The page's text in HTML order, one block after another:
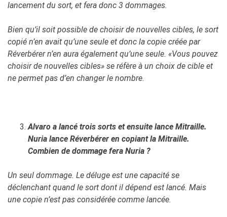
lancement du sort, et fera donc 3 dommages.
Bien qu’il soit possible de choisir de nouvelles cibles, le sort
copié n’en avait qu’une seule et donc la copie créée par
Réverbérer n’en aura également qu’une seule. «Vous pouvez
choisir de nouvelles cibles» se réfère à un choix de cible et
ne permet pas d’en changer le nombre.
Alvaro a lancé trois sorts et ensuite lance Mitraille.
Nuria lance Réverbérer en copiant la Mitraille.
Combien de dommage fera Nuria ?
Un seul dommage. Le déluge est une capacité se
déclenchant quand le sort dont il dépend est lancé. Mais
une copie n’est pas considérée comme lancée.